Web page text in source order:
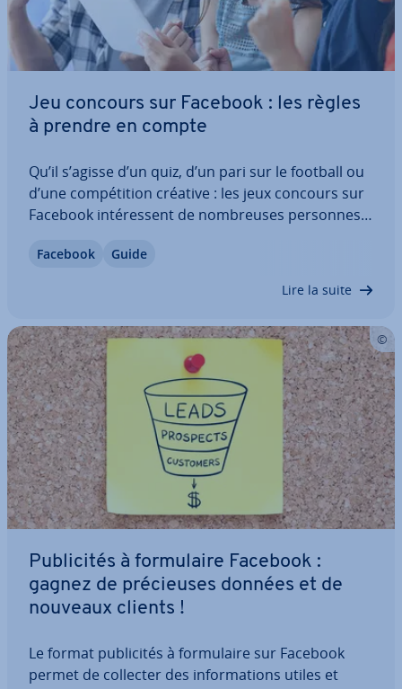
Jeu concours sur Facebook : les règles
à prendre en compte
Qu’il s’agisse d’un quiz, d’un pari sur le football ou
d’une com­pé­ti­tion créative : les jeux concours sur
Facebook in­té­res­sent de nom­breuses personnes.
souvent mise en œuvre ra­pi­de­ment et avec un
Facebook Guide
Lire la suite
Pu­bli­ci­tés à for­mu­laire Facebook :
gagnez de pré­cieuses données et de
nouveaux clients !
Le format pu­bli­ci­tés à for­mu­laire sur Facebook
permet de collecter des in­for­ma­tions utiles et